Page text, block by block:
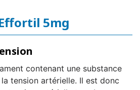
5mg
contenant une substance
tension artérielle. Il est donc